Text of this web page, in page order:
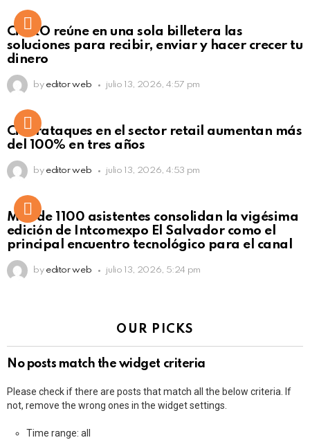
Not Safe For Work
Click to view this post
CiNKO reúne en una sola billetera las
soluciones para recibir, enviar y hacer crecer tu
dinero
by editor web julio 13, 2026, 4:57 pm
Ciberataques en el sector retail aumentan más
del 100% en tres años
by editor web julio 13, 2026, 4:53 pm
Más de 1100 asistentes consolidan la vigésima
edición de Intcomexpo El Salvador como el
principal encuentro tecnológico para el canal
by editor web julio 13, 2026, 5:24 pm
OUR PICKS
No posts match the widget criteria
Please check if there are posts that match all the below criteria. If
not, remove the wrong ones in the widget settings.
Time range: all